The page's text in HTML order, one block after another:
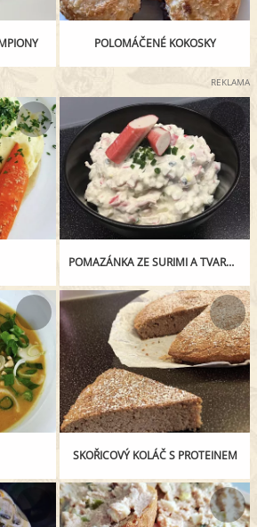
POLOMÁČENÉ KOKOSKY
REKLAMA
POMAZÁNKA ZE SURIMI A TVAROHU
SKOŘICOVÝ KOLÁČ S PROTEINEM